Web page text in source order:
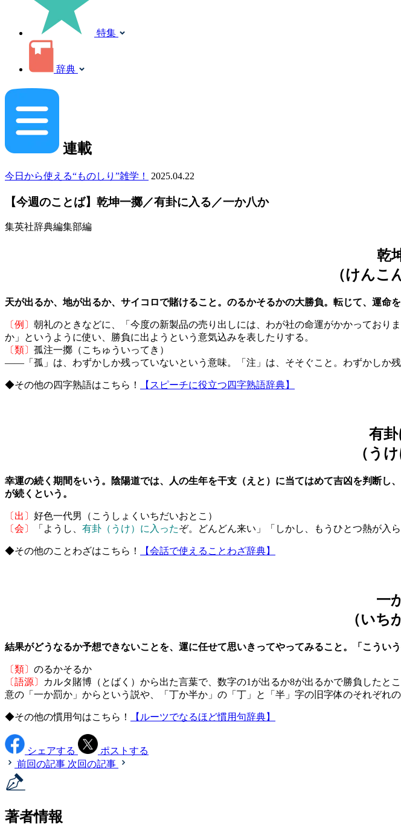
特集
辞典
連載
今日から使える“ものしり”雑学！ 2025.04.22
【今週のことば】乾坤一擲／有卦に入る／一か八か
集英社辞典編集部編
乾
（けんこ
天が出るか、地が出るか、サイコロで賭けること。のるかそるかの大勝負。転じて、運命
〔例〕 朝礼のときなどに、「今度の新製品の売り出しには、わが社の命運がかかっており
か」というように使い、勝負に出ようという意気込みを表したりする。
〔類〕 孤注一擲（こちゅういってき）
――「孤」は、わずかしか残っていないという意味。「注」は、そそぐこと。わずかしか残
◆その他の四字熟語はこちら！ 【スピーチに役立つ四字熟語辞典】
有卦
（う
幸運の続く期間をいう。陰陽道では、人の生年を干支（えと）に当てはめて吉凶を判断
が続くという。
〔出〕 好色一代男（こうしょくいちだいおとこ）
〔会〕
「ようし、 有卦（うけ）に入ったぞ。どんどん来い」「しかし、もうひとつ熱が入
◆その他のことわざはこちら！ 【会話で使えることわざ辞典】
一
（いち
結果がどうなるか予想できないことを、運に任せて思いきってやってみること。「こうい
〔類〕 のるかそるか
〔語源〕
カルタ賭博（とばく）から出た言葉で、数字の1が出るか8が出るかで勝負した
意の「一か罰か」からという説や、「丁か半か」の「丁」と「半」字の旧字体のそれぞれ
◆その他の慣用句はこちら！ 【ルーツでなるほど慣用句辞典】
シェアする
ポストする
前回の記事 次回の記事
著者情報